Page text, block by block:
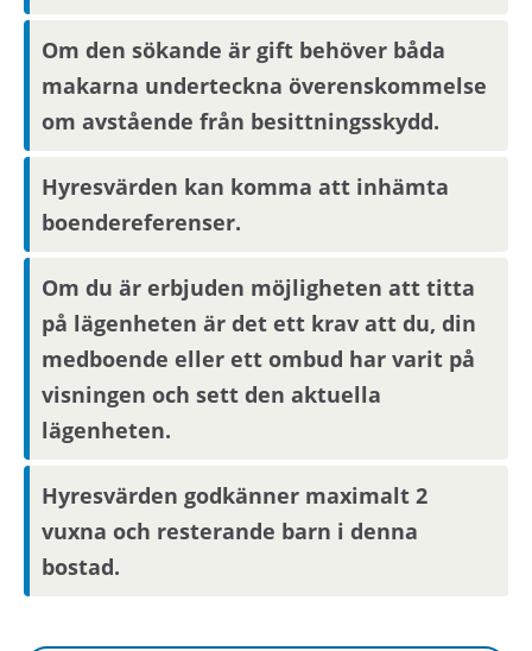
Om du har längst kötid efter avslutad
annonseringsperiod kommer din
intresseanmälan att bli bindande.
Boendereferenser
Om du blir aktuell för bostaden behöver du
kontakta din nuvarande hyresvärd och
godkänna att denne lämnar ut
boendereferenser om dig till den nya
hyresvärden.
Om området
Området har service som caféer, restauranger,
servicebutiker och vårdcentraler. Vid Globen
finns bl.a. Ica Supermarket och vid
Gullmarsplan finns Hemköp, Systembolaget
Om den sökande är gift behöver båda
makarna underteckna överenskommelse
om avstående från besittningsskydd.
Hyresvärden kan komma att inhämta
boendereferenser.
Om du är erbjuden möjligheten att titta
på lägenheten är det ett krav att du, din
medboende eller ett ombud har varit på
visningen och sett den aktuella
lägenheten.
Hyresvärden godkänner maximalt 2
vuxna och resterande barn i denna
bostad.